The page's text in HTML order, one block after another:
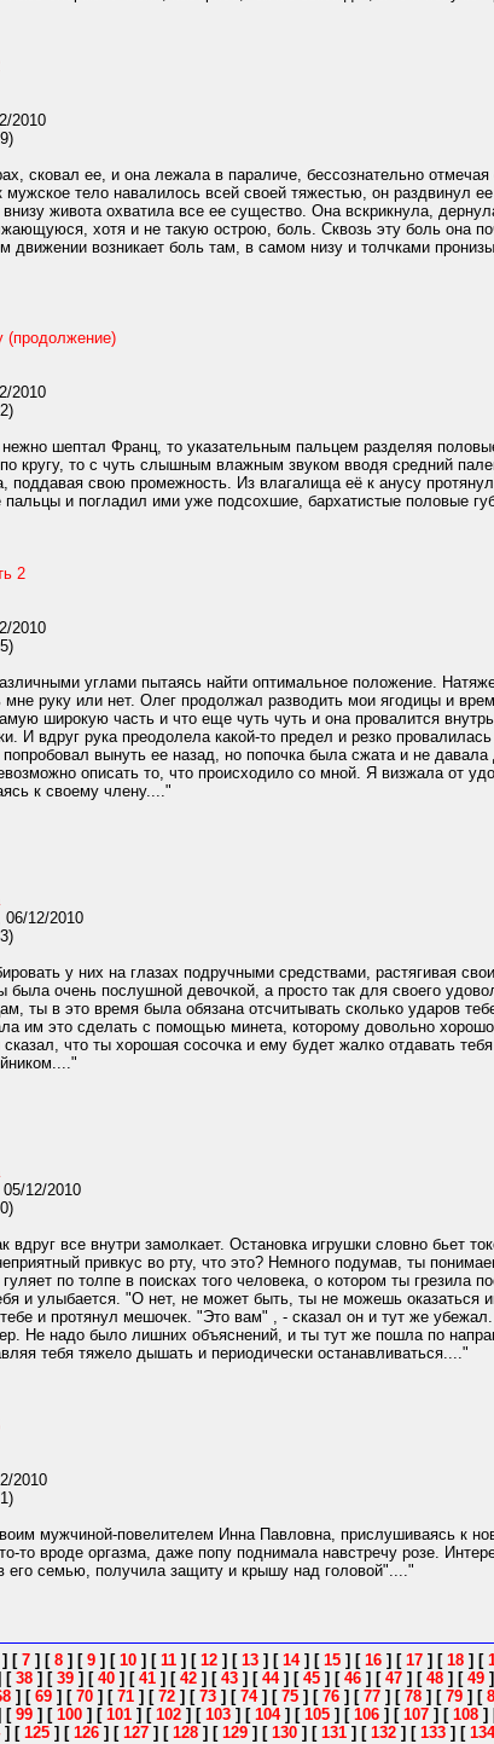
2010
сковал ее, и она лежала в параличе, бессознательно отмечая
мужское тело навалилось всей своей тяжестью, он раздвинул
живота охватила все ее существо. Она вскрикнула,
хотя и не такую острою, боль. Сквозь эту боль она
возникает боль там, в самом низу и толчками
(продолжение)
2010
шептал Франц, то указательным пальцем разделяя
кругу, то с чуть слышным влажным звуком вводя средний
поддавая свою промежность. Из влагалища её к анусу
пальцы и погладил ими уже подсохшие, бархатистые половые
2
2010
углами пытаясь найти оптимальное положение.
руку или нет. Олег продолжал разводить мои ягодицы и
широкую часть и что еще чуть чуть и она провалится
И вдруг рука преодолела какой-то предел и резко
вынуть ее назад, но попочка была сжата и не давала
описать то, что происходило со мной. Я визжала от
к своему члену...."
06/12/2010
у них на глазах подручными средствами, растягивая
была очень послушной девочкой, а просто так для своего
ты в это время была обязана отсчитывать сколько ударов
им это сделать с помощью минета, которому довольно
что ты хорошая сосочка и ему будет жалко отдавать
12/2010
вдруг все внутри замолкает. Остановка игрушки словно бьет
привкус во рту, что это? Немного подумав, ты
по толпе в поисках того человека, о котором ты
и улыбается. "О нет, не может быть, ты не можешь
и протянул мешочек. "Это вам" , - сказал он и тут же
Не надо было лишних объяснений, и ты тут же пошла по
тебя тяжело дышать и периодически останавливаться...."
2010
мужчиной-повелителем Инна Павловна, прислушиваясь к
то вроде оргазма, даже попу поднимала навстречу розе.
его семью, получила защиту и крышу над головой"...."
] [ 7 ] [ 8 ] [ 9 ] [ 10 ] [ 11 ] [ 12 ] [ 13 ] [ 14] [ 15 ] [ 16 ] [ 17 ] [ 18 ] [
[ 38 ] [ 39 ] [ 40 ] [ 41 ] [ 42 ] [ 43 ] [ 44] [ 45 ] [ 46 ] [ 47 ] [ 48 ] [ 49 ]
] [ 69 ] [ 70 ] [ 71 ] [ 72 ] [ 73 ] [ 74] [ 75 ] [ 76 ] [ 77 ] [ 78 ] [ 79 ] [
[ 99 ] [ 100 ] [ 101 ] [ 102 ] [ 103 ] [ 104] [ 105 ] [ 106 ] [ 107 ] [ 108 ]
] [ 125 ] [ 126 ] [ 127 ] [ 128 ] [ 129 ] [ 130 ] [ 131 ] [ 132 ] [ 133 ] [ 134